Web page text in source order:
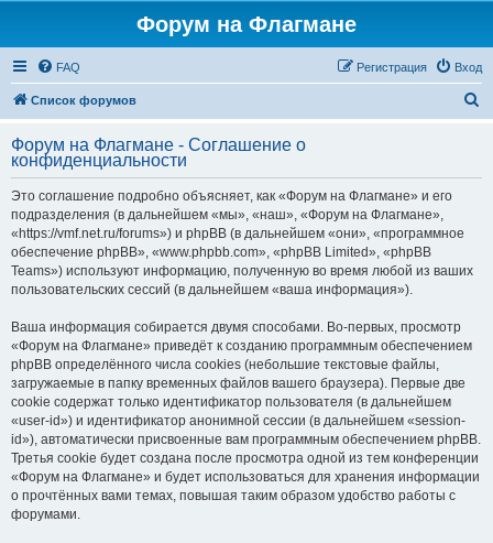
Форум на Флагмане
FAQ Вход
Регистрация
Список форумов
с
Форум на Флагмане - Соглашение о
конфиденциальности
Это соглашение подробно объясняет, как «Форум на Флагмане» и его
подразделения (в дальнейшем «мы», «наш», «Форум на Флагмане»,
«https://vmf.net.ru/forums») и phpBB (в дальнейшем «они», «программное
обеспечение phpBB», «www.phpbb.com», «phpBB Limited», «phpBB
Teams») используют информацию, полученную во время любой из ваших
пользовательских сессий (в дальнейшем «ваша информация»).
Ваша информация собирается двумя способами. Во-первых, просмотр
«Форум на Флагмане» приведёт к созданию программным обеспечением
phpBB определённого числа cookies (небольшие текстовые файлы,
загружаемые в папку временных файлов вашего браузера). Первые две
cookie содержат только идентификатор пользователя (в дальнейшем
«user-id») и идентификатор анонимной сессии (в дальнейшем «session-
id»), автоматически присвоенные вам программным обеспечением phpBB.
Третья cookie будет создана после просмотра одной из тем конференции
«Форум на Флагмане» и будет использоваться для хранения информации
о прочтённых вами темах, повышая таким образом удобство работы с
форумами.